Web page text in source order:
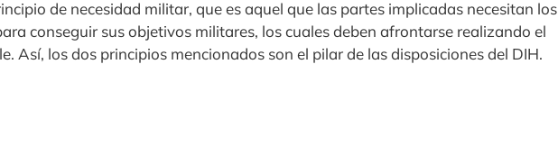
de necesidad militar, que es aquel que las partes implicadas necesitan los
conseguir sus objetivos militares, los cuales deben afrontarse realizando el
Así, los dos principios mencionados son el pilar de las disposiciones del DIH.